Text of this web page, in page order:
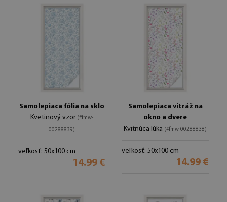
Samolepiaca fólia na sklo
Kvetinový vzor (#fmw-
00288839)
veľkosť: 50x100 cm
14.99 €
Samolepiaca vitráž na
okno a dvere
Kvitnúca lúka (#fmw-00288838)
veľkosť: 50x100 cm
14.99 €